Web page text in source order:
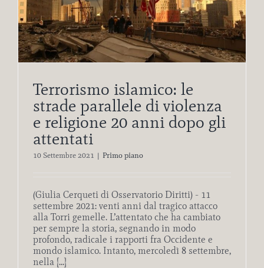
Terrorismo islamico: le
strade parallele di violenza
e religione 20 anni dopo gli
attentati
10 Settembre 2021 | Primo piano
(Giulia Cerqueti di Osservatorio Diritti) - 11
settembre 2021: venti anni dal tragico attacco
alla Torri gemelle. L’attentato che ha cambiato
per sempre la storia, segnando in modo
profondo, radicale i rapporti fra Occidente e
mondo islamico. Intanto, mercoledì 8 settembre,
nella [...]